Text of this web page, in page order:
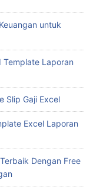
untuk
Template Laporan
Slip Gaji Excel
Excel Laporan
Dengan Free